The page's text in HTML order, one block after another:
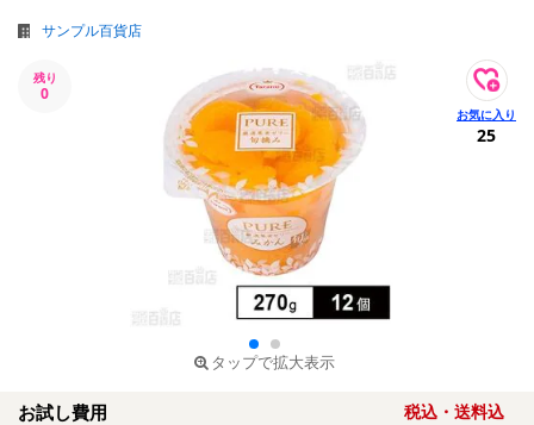
サンプル百貨店
残り
0
タップで拡大表示
25
お試し費用 税込・送料込